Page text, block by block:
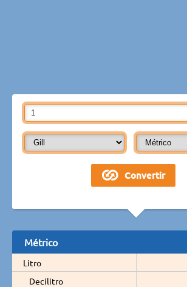
Métrico
Litro
Decilitro